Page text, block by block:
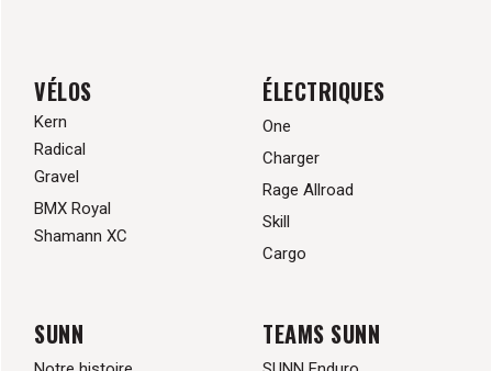
VÉLOS
Kern
Radical
Gravel
BMX Royal
Shamann XC
ÉLECTRIQUES
One
Charger
Rage Allroad
Skill
Cargo
SUNN TEAMS SUNN